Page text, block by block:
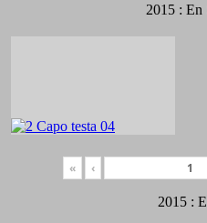
2015 : En
« ‹
2015 :